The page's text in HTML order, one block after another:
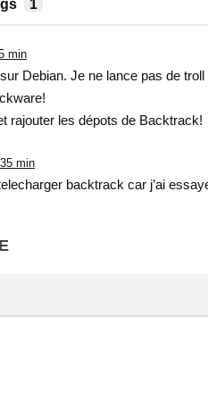
1
min
Debian. Je ne lance pas de
rajouter les dépots de Backtrack!
min
backtrack car j’ai